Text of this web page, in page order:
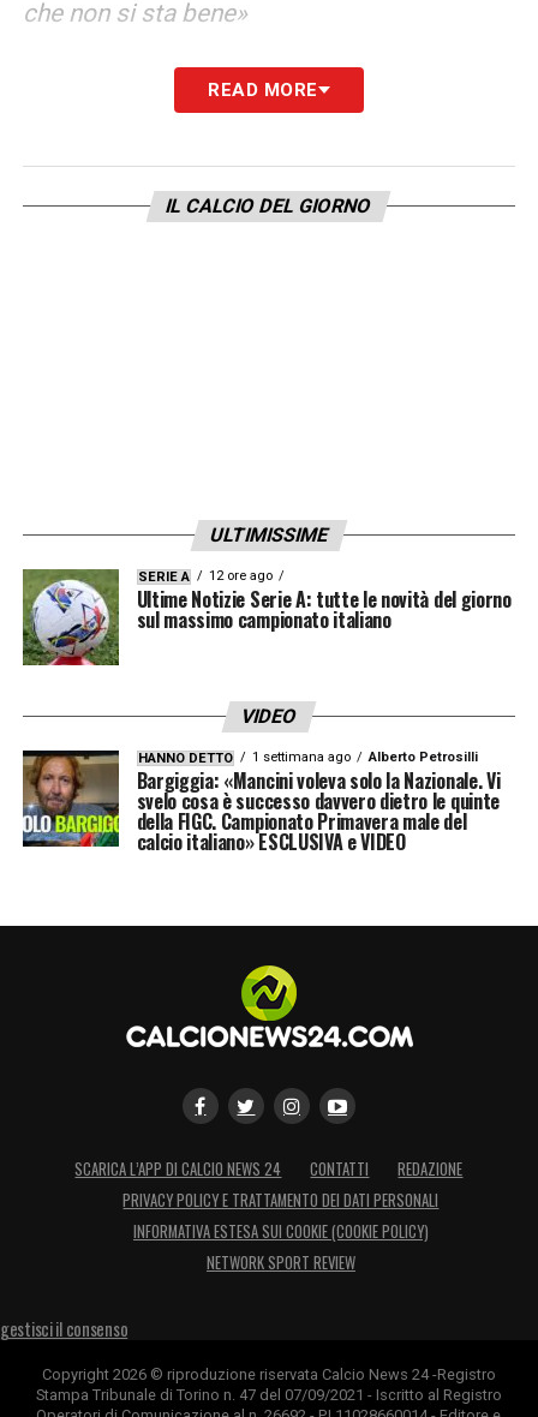
che non si sta bene»
STILE DI ALLENATORE– «Duttile, capace di
esaltare le caratteristiche dei singoli.
parlare con i calciatori, costruendo un
rapporto sincero. In Italia stimo Baroni, che
quando Spalletti riuscirà a dare la sua
impronta, però anche la Roma, il Milan e il
Napoli possono dire la loro. Occhio anche al
Como: Fàbregas rischia tanto, ma va dritto
LEGGI ANCHE –Ultime Notizie Serie A:
tutte le novità del giorno sul massimo
READ MORE
IL CALCIO DEL GIORNO
ULTIMISSIME
SERIE A 12 ore ago
Ultime Notizie Serie A: tutte le novità del giorno
sul massimo campionato italiano
VIDEO
HANNO DETTO 1 settimana ago Alberto Petrosilli
Bargiggia: «Mancini voleva solo la Nazionale. Vi
svelo cosa è successo davvero dietro le quinte
della FIGC. Campionato Primavera male del
calcio italiano» ESCLUSIVA e VIDEO
SCARICA L’APP DI CALCIO NEWS 24 CONTATTI
REDAZIONE
PRIVACY POLICY E TRATTAMENTO DEI DATI PERSONALI
INFORMATIVA ESTESA SUI COOKIE (COOKIE POLICY)
NETWORK SPORT REVIEW
gestisci il consenso
Copyright 2026 © riproduzione riservata Calcio News 24 -Registro
Stampa Tribunale di Torino n. 47 del 07/09/2021 - Iscritto al Registro